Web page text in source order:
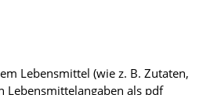
Lebensmittel (wie z. B. Zutaten,
Lebensmittelangaben als pdf